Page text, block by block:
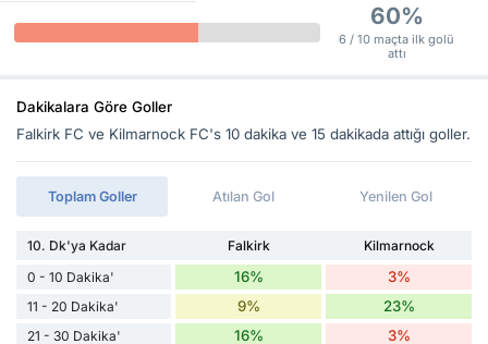
60%
6 / 10 maçta ilk golü
attı
Dakikalara Göre Goller
Falkirk FC ve Kilmarnock FC's 10 dakika ve 15 dakikada attığı goller.
Toplam Goller Atılan Gol Yenilen Gol
10. Dk'ya Kadar Falkirk
Kilmarnock
0 - 10 Dakika'
16% 3%
11 - 20 Dakika' 9% 23%
21 - 30 Dakika' 16% 3%